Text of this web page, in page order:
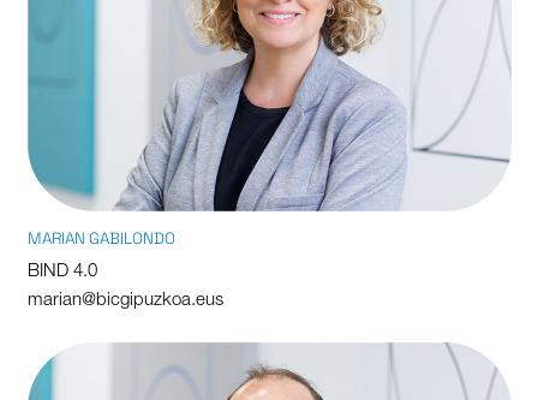
MARIAN GABILONDO
BIND 4.0
marian@bicgipuzkoa.eus